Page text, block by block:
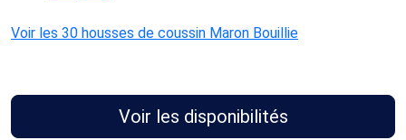
Voir les 30 housses de coussin Maron Bouillie
Voir les disponibilités